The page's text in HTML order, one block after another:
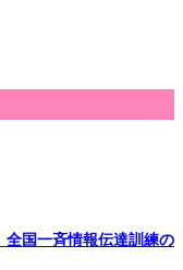
全国一斉情報伝達訓練の